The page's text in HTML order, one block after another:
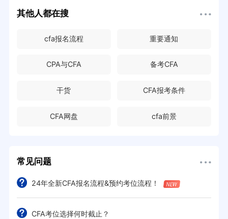
其他人都在搜
cfa报名流程 重要通知
CPA与CFA 备考CFA
干货 CFA报考条件
CFA网盘 cfa前景
常见问题
24年全新CFA报名流程&预约考位流程！
CFA考位选择何时截止？